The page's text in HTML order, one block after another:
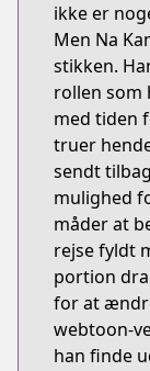
ikke er
Men Na
stikken.
rollen som
med tiden
truer
sendt
mulighed
måder at
rejse fyldt
portion
for at
webtoon-
han finde